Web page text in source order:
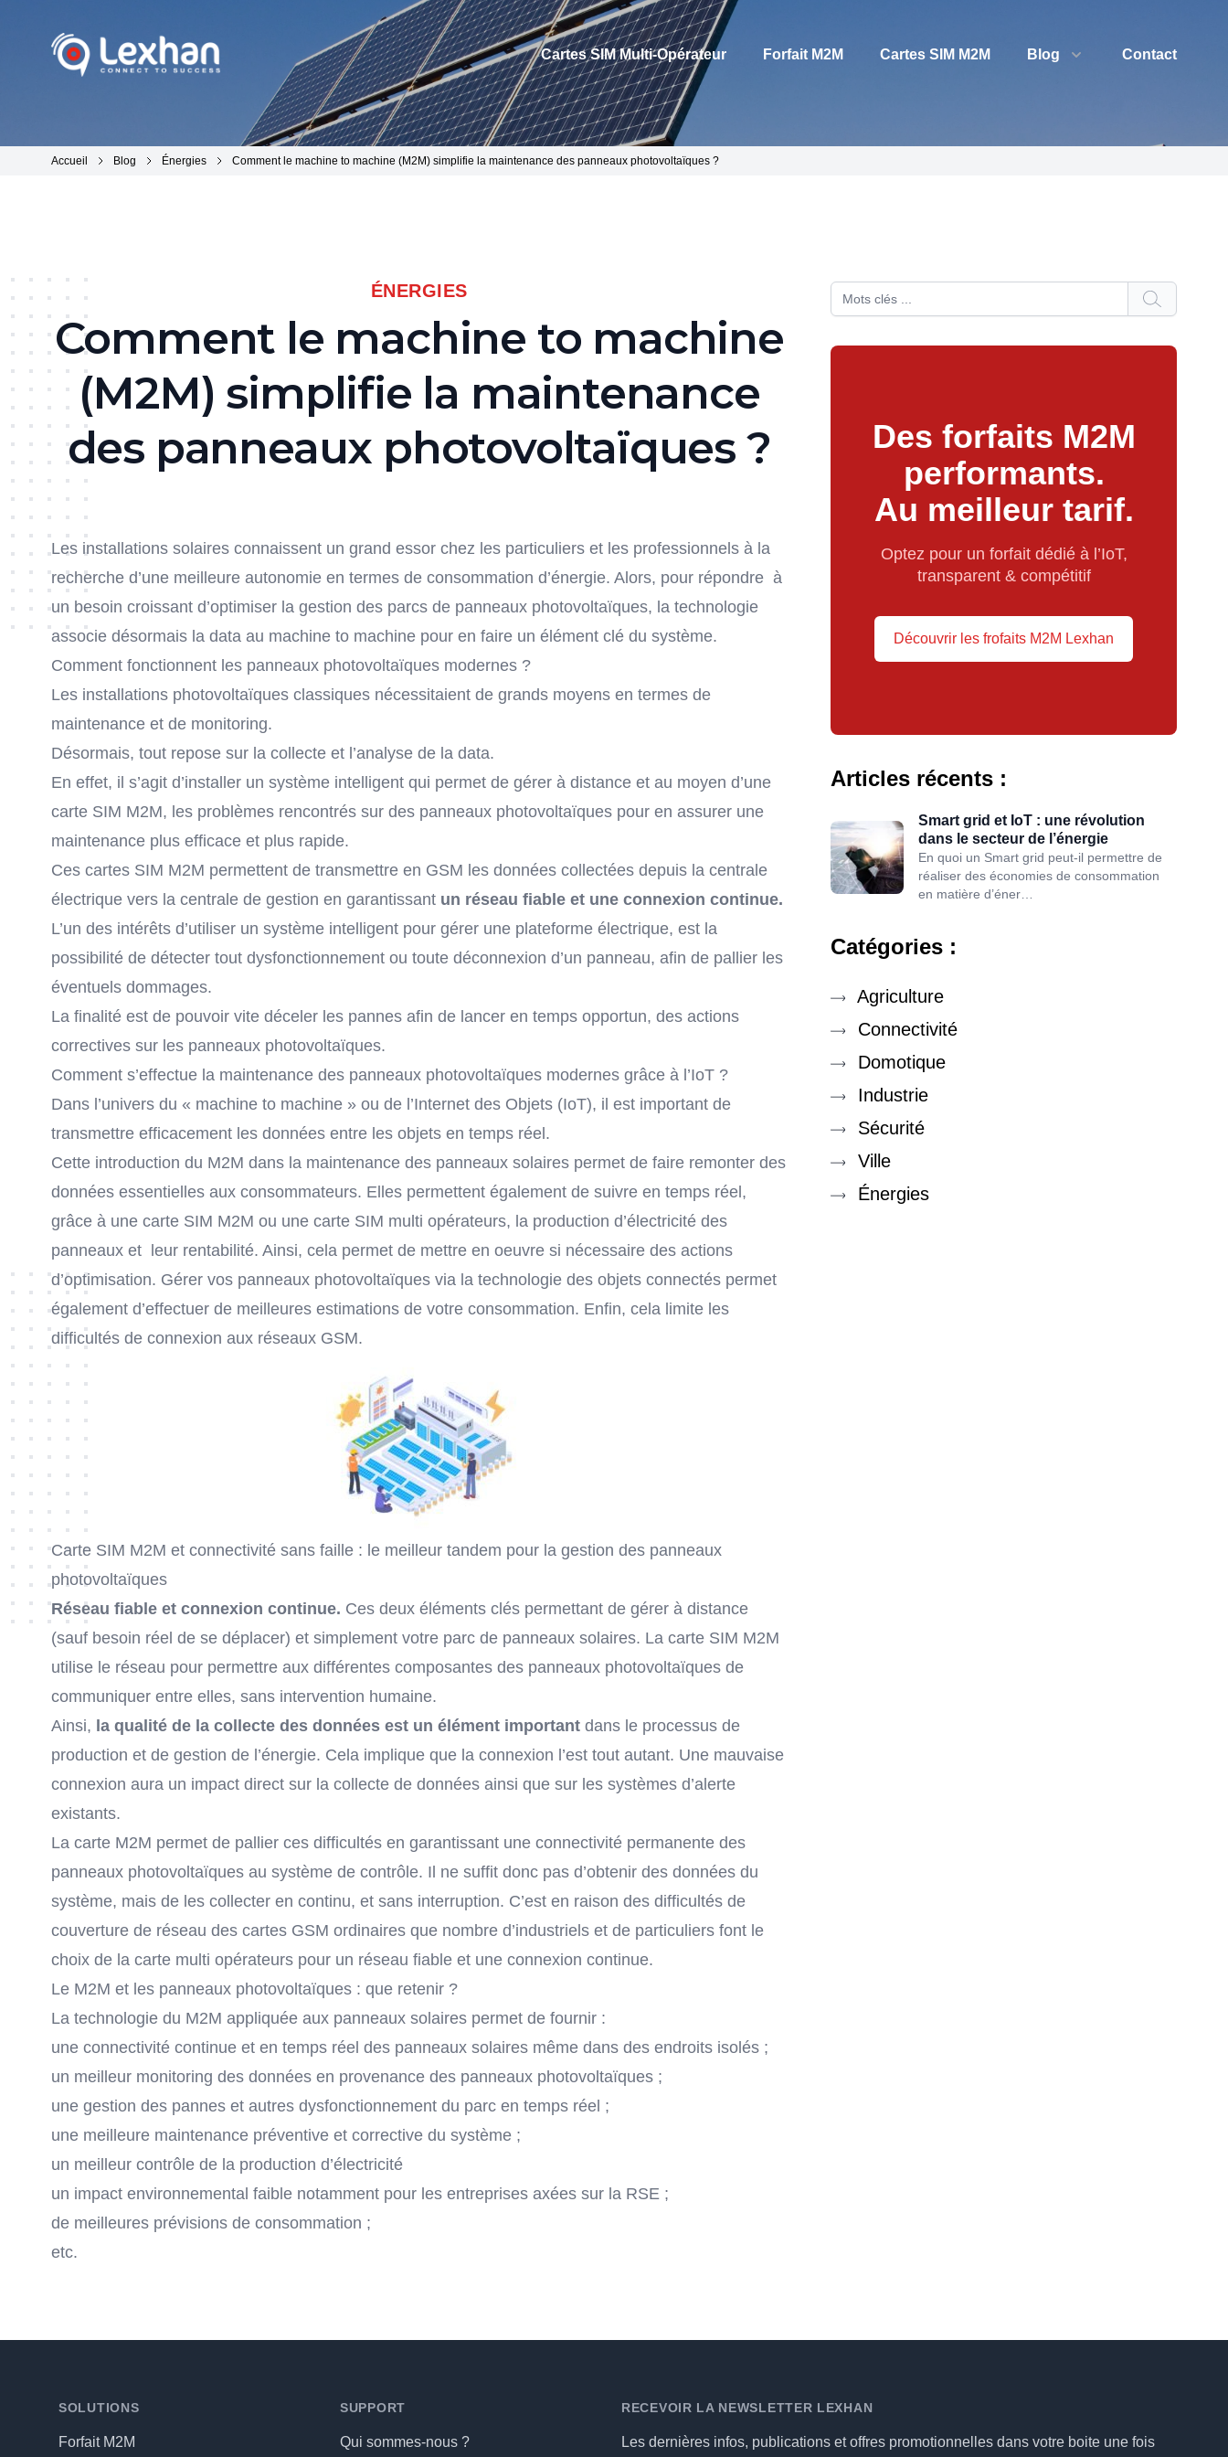
Lexhan
Cartes SIM Multi-Opérateur Forfait M2M Cartes SIM M2M Blog Contact
Accueil Blog Énergies Comment le machine to machine (M2M) simplifie la maintenance des panneaux photovoltaïques ?
ÉNERGIES
Comment le machine to machine
(M2M) simplifie la maintenance
des panneaux photovoltaïques ?
Les installations solaires connaissent un grand essor chez les particuliers et les professionnels à la
recherche d’une meilleure autonomie en termes de consommation d’énergie. Alors, pour répondre à
un besoin croissant d’optimiser la gestion des parcs de panneaux photovoltaïques, la technologie
associe désormais la data au machine to machine pour en faire un élément clé du système.
Comment fonctionnent les panneaux photovoltaïques modernes ?
Les installations photovoltaïques classiques nécessitaient de grands moyens en termes de
maintenance et de monitoring.
Désormais, tout repose sur la collecte et l’analyse de la data.
En effet, il s’agit d’installer un système intelligent qui permet de gérer à distance et au moyen d’une
carte SIM M2M, les problèmes rencontrés sur des panneaux photovoltaïques pour en assurer une
maintenance plus efficace et plus rapide.
Ces cartes SIM M2M permettent de transmettre en GSM les données collectées depuis la centrale
électrique vers la centrale de gestion en garantissant un réseau fiable et une connexion continue.
L’un des intérêts d’utiliser un système intelligent pour gérer une plateforme électrique, est la
possibilité de détecter tout dysfonctionnement ou toute déconnexion d’un panneau, afin de pallier les
éventuels dommages.
La finalité est de pouvoir vite déceler les pannes afin de lancer en temps opportun, des actions
correctives sur les panneaux photovoltaïques.
Comment s’effectue la maintenance des panneaux photovoltaïques modernes grâce à l’IoT ?
Dans l’univers du « machine to machine » ou de l’Internet des Objets (IoT), il est important de
transmettre efficacement les données entre les objets en temps réel.
Cette introduction du M2M dans la maintenance des panneaux solaires permet de faire remonter des
données essentielles aux consommateurs. Elles permettent également de suivre en temps réel,
grâce à une carte SIM M2M ou une carte SIM multi opérateurs, la production d’électricité des
panneaux et leur rentabilité. Ainsi, cela permet de mettre en oeuvre si nécessaire des actions
d’optimisation. Gérer vos panneaux photovoltaïques via la technologie des objets connectés permet
également d’effectuer de meilleures estimations de votre consommation. Enfin, cela limite les
difficultés de connexion aux réseaux GSM.
Carte SIM M2M et connectivité sans faille : le meilleur tandem pour la gestion des panneaux
photovoltaïques
Réseau fiable et connexion continue. Ces deux éléments clés permettant de gérer à distance
(sauf besoin réel de se déplacer) et simplement votre parc de panneaux solaires. La carte SIM M2M
utilise le réseau pour permettre aux différentes composantes des panneaux photovoltaïques de
communiquer entre elles, sans intervention humaine.
Ainsi, la qualité de la collecte des données est un élément important dans le processus de
production et de gestion de l’énergie. Cela implique que la connexion l’est tout autant. Une mauvaise
connexion aura un impact direct sur la collecte de données ainsi que sur les systèmes d’alerte
existants.
La carte M2M permet de pallier ces difficultés en garantissant une connectivité permanente des
panneaux photovoltaïques au système de contrôle. Il ne suffit donc pas d’obtenir des données du
système, mais de les collecter en continu, et sans interruption. C’est en raison des difficultés de
couverture de réseau des cartes GSM ordinaires que nombre d’industriels et de particuliers font le
choix de la carte multi opérateurs pour un réseau fiable et une connexion continue.
Le M2M et les panneaux photovoltaïques : que retenir ?
La technologie du M2M appliquée aux panneaux solaires permet de fournir :
une connectivité continue et en temps réel des panneaux solaires même dans des endroits isolés ;
un meilleur monitoring des données en provenance des panneaux photovoltaïques ;
une gestion des pannes et autres dysfonctionnement du parc en temps réel ;
une meilleure maintenance préventive et corrective du système ;
un meilleur contrôle de la production d’électricité
un impact environnemental faible notamment pour les entreprises axées sur la RSE ;
de meilleures prévisions de consommation ;
etc.
Des forfaits M2M
performants.
Au meilleur tarif.
Optez pour un forfait dédié à l’IoT,
transparent & compétitif
Découvrir les frofaits M2M Lexhan
Articles récents :
Smart grid et IoT : une révolution
dans le secteur de l’énergie
En quoi un Smart grid peut-il permettre de
réaliser des économies de consommation
en matière d’éner…
Catégories :
Agriculture
Connectivité
Domotique
Industrie
Sécurité
Ville
Énergies
SOLUTIONS
Forfait M2M
SUPPORT
Qui sommes-nous ?
RECEVOIR LA NEWSLETTER LEXHAN
Les dernières infos, publications et offres promotionnelles dans votre boite une fois